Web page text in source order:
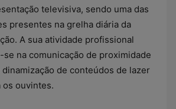
televisiva, sendo uma das
presentes na grelha diária da
A sua atividade profissional
se na comunicação de proximidade
dinamização de conteúdos de lazer
os ouvintes.